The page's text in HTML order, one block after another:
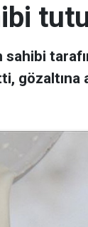
gözaltına